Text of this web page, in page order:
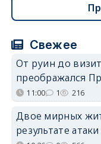
Свежее
От руин до
преображался
11:00 1 216
Двое мирных
результате